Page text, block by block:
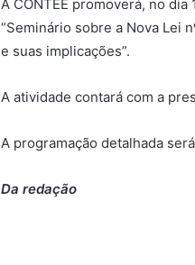
A CONTEE promoverá, no
“Seminário sobre a Nova Lei
e suas implicações”.
A atividade contará com a
A programação detalhada
Da redação